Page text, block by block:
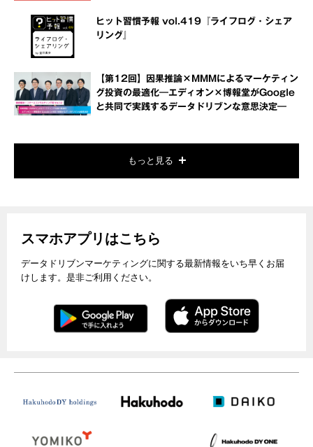
ヒット習慣予報 vol.419『ライフログ・シェア
リング』
【第12回】因果推論×MMMによるマーケティン
グ投資の最適化―エディオン×博報堂がGoogle
と共同で実践するデータドリブンな意思決定―
もっと見る
スマホアプリはこちら
データドリブンマーケティングに関する最新情報をいち早くお届
けします。是非ご利用ください。